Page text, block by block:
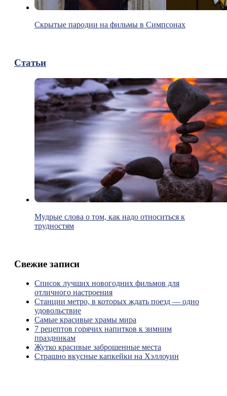
Скрытые пародии на фильмы в Симпсонах
Статьи
Мудрые слова о том, как надо относиться к
трудностям
Свежие записи
Список лучших новогодних фильмов для
отличного настроения
Станции метро, в которых ждать поезд — одно
удовольствие
Самые красивые храмы мира
7 рецептов горячих напитков к зимним
праздникам
Жутко красивые заброшенные места
Страшно вкусные капкейки на Хэллоуин